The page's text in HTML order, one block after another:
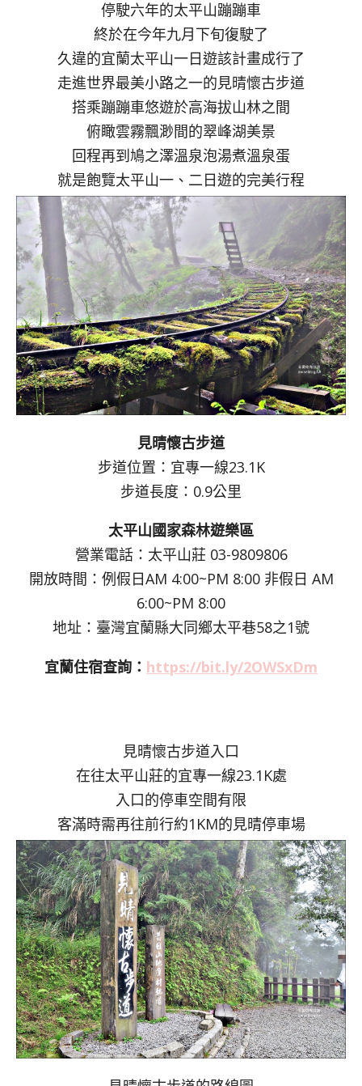
停駛六年的太平山蹦蹦車
終於在今年九月下旬復駛了
久違的宜蘭太平山一日遊該計畫成行了
走進世界最美小路之一的見晴懷古步道
搭乘蹦蹦車悠遊於高海拔山林之間
俯瞰雲霧飄渺間的翠峰湖美景
回程再到鳩之澤溫泉泡湯煮溫泉蛋
就是飽覽太平山一、二日遊的完美行程
見晴懷古步道
步道位置：宜專一線23.1K
步道長度：0.9公里
太平山國家森林遊樂區
營業電話：太平山莊 03-9809806
開放時間：例假日AM 4:00~PM 8:00 非假日 AM
6:00~PM 8:00
地址：臺灣宜蘭縣大同鄉太平巷58之1號
宜蘭住宿查詢： https://bit.ly/2OWSxDm
見晴懷古步道入口
在往太平山莊的宜專一線23.1K處
入口的停車空間有限
客滿時需再往前行約1KM的見晴停車場